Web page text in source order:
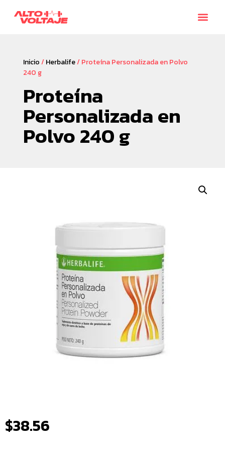
Inicio/Herbalife/ Proteína Personalizada en Polvo
240 g
Proteína
Personalizada en
Polvo 240 g
$38.56